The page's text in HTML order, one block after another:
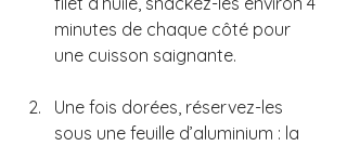
minutes de chaque côté pour
une cuisson saignante.
Une fois dorées, réservez-les
sous une feuille d’aluminium : la